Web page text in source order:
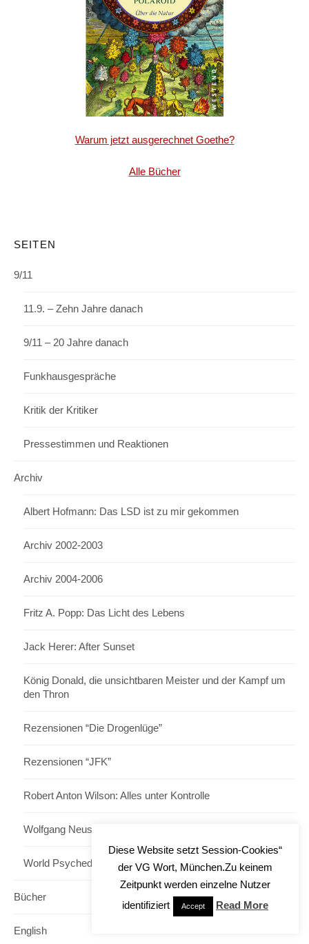
Warum jetzt ausgerechnet Goethe?
Alle Bücher
SEITEN
9/11
11.9. – Zehn Jahre danach
9/11 – 20 Jahre danach
Funkhausgespräche
Kritik der Kritiker
Pressestimmen und Reaktionen
Archiv
Albert Hofmann: Das LSD ist zu mir gekommen
Archiv 2002-2003
Archiv 2004-2006
Fritz A. Popp: Das Licht des Lebens
Jack Herer: After Sunset
König Donald, die unsichtbaren Meister und der Kampf um
den Thron
Rezensionen “Die Drogenlüge”
Rezensionen “JFK”
Robert Anton Wilson: Alles unter Kontrolle
Wolfgang Neuss: Neuss Deutschland
World Psychedelic Forum, Basel
Bücher
English
Diese Website setzt Session-Cookies“
der VG Wort, München.Zu keinem
Zeitpunkt werden einzelne Nutzer
identifiziert
Accept Read More